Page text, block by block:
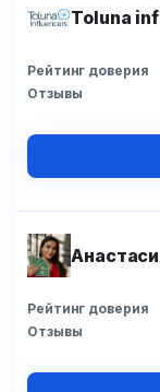
Toluna
Рейтинг доверия
Отзывы
Рейтинг доверия
Отзывы